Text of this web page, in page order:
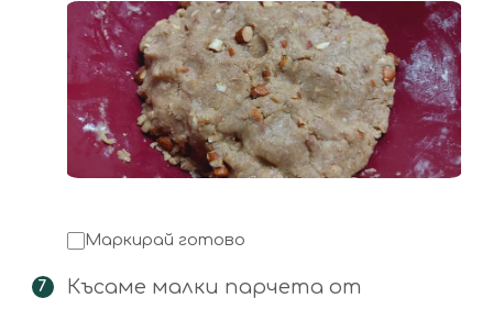
Маркирай готово
Късаме малки парчета от